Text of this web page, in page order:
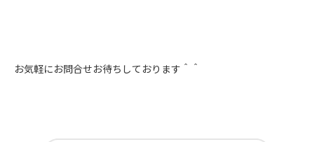
お気軽にお問合せお待ちしております＾＾